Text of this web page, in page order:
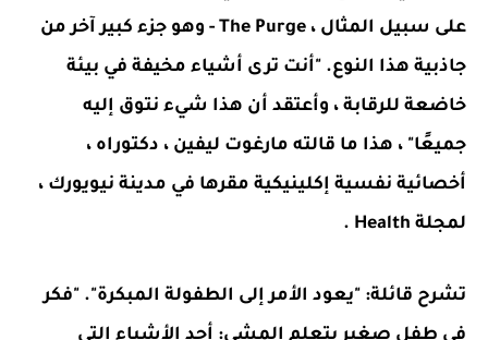
على سبيل المثال ، The Purge - وهو جزء كبير آخر من
جاذبية هذا النوع. "أنت ترى أشياء مخيفة في بيئة
خاضعة للرقابة ، وأعتقد أن هذا شيء نتوق إليه
جميعًا" ، هذا ما قالته مارغوت ليفين ، دكتوراه ،
أخصائية نفسية إكلينيكية مقرها في مدينة نيويورك ،
لمجلة Health .
تشرح قائلة: "يعود الأمر إلى الطفولة المبكرة". "فكر
في طفل صغير يتعلم المشي: أحد الأشياء التي